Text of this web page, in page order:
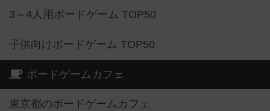
3～4人用ボードゲーム TOP50
子供向けボードゲーム TOP50
ボードゲームカフェ
東京都のボードゲームカフェ